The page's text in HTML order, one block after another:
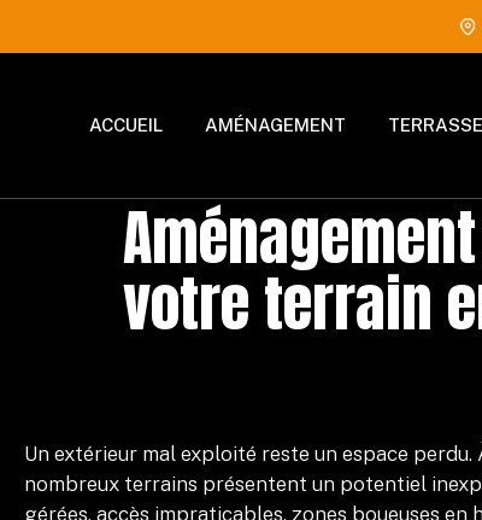
ACCUEIL AMÉNAGEMENT
votre terrain
Un extérieur mal exploité reste un espace perdu.
nombreux terrains présentent un potentiel
gérées, accès impraticables, zones boueuses en